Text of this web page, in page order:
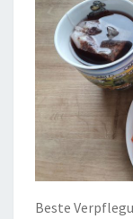
Beste